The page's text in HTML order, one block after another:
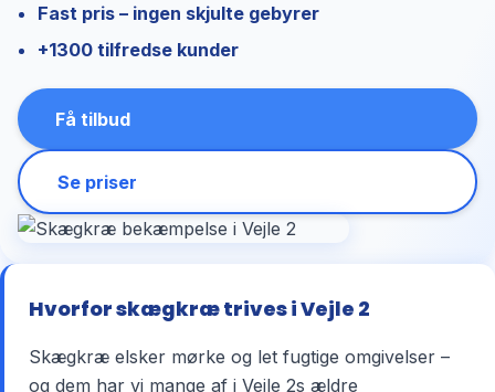
Fast pris – ingen skjulte gebyrer
+1300 tilfredse kunder
Få tilbud
Se priser
Hvorfor skægkræ trives i Vejle 2
Skægkræ elsker mørke og let fugtige omgivelser –
og dem har vi mange af i Vejle 2s ældre